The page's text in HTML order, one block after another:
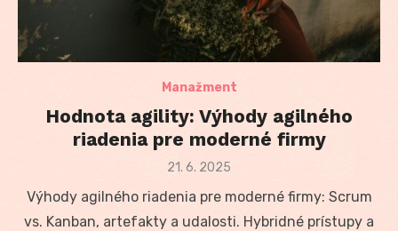
Manažment
Hodnota agility: Výhody agilného
riadenia pre moderné firmy
Posted
21. 6. 2025
Výhody agilného riadenia pre moderné firmy: Scrum
vs. Kanban, artefakty a udalosti. Hybridné prístupy a